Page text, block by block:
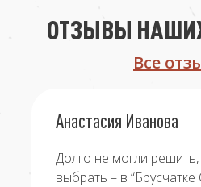
ОТЗЫВЫ
Все
Анастасия Иванова
Долго не могли решить,
выбрать – в “Брусчатке